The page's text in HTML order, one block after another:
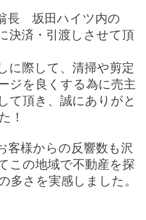
長 坂田ハイツ内の
決済・引渡しさせて頂
に際して、清掃や剪定
ジを良くする為に売主
て頂き、誠にありがと
！
客様からの反響数も沢
この地域で不動産を探
多さを実感しました。